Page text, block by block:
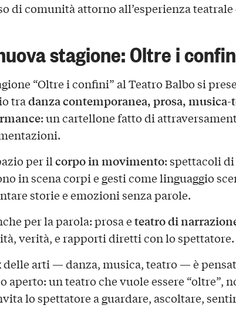
di comunità attorno all’esperienza
stagione: Oltre i
“Oltre i confini” al Teatro Balbo si
tradanza contemporanea, prosa, musica-
: un cartellone fatto di
per ilcorpo in movimento: spettacoli
in scena corpi e gesti come linguaggio
storie e emozioni senza parole.
per la parola: prosa eteatro di
verità, e rapporti diretti con lo spettatore.
arti — danza, musica, teatro — è
aperto: un teatro che vuole essere “oltre”,
lo spettatore a guardare, ascoltare,